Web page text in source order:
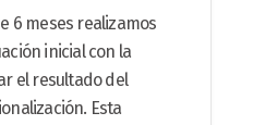
6 meses realizamos
inicial con la
el resultado del
Esta